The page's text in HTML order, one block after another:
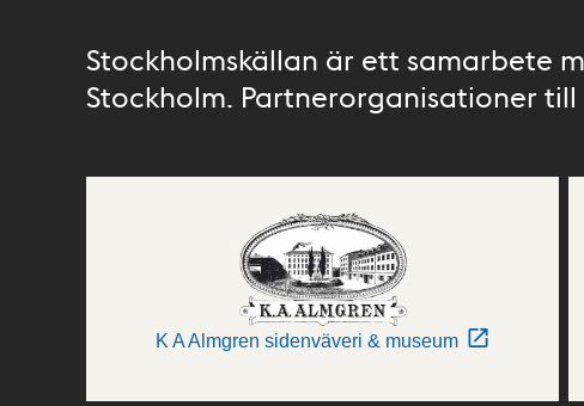
Stockholmskällan är ett samarbete
Stockholm. Partnerorganisationer
K A Almgren sidenväveri & museum